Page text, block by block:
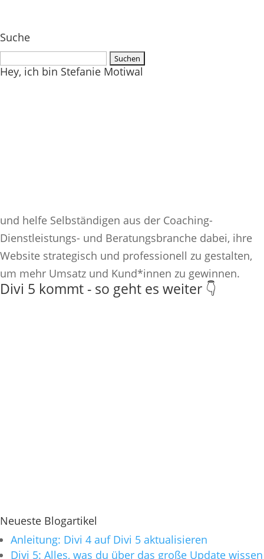
Suche
Suchen
nach:
Hey, ich bin Stefanie Motiwal
und helfe Selbständigen aus der Coaching-
Dienstleistungs- und Beratungsbranche dabei, ihre
Website strategisch und professionell zu gestalten,
um mehr Umsatz und Kund*innen zu gewinnen.
Divi 5 kommt - so geht es weiter 👇
Neueste Blogartikel
Anleitung: Divi 4 auf Divi 5 aktualisieren
Divi 5: Alles, was du über das große Update wissen